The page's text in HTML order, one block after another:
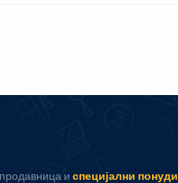
продавница испецијални понуди